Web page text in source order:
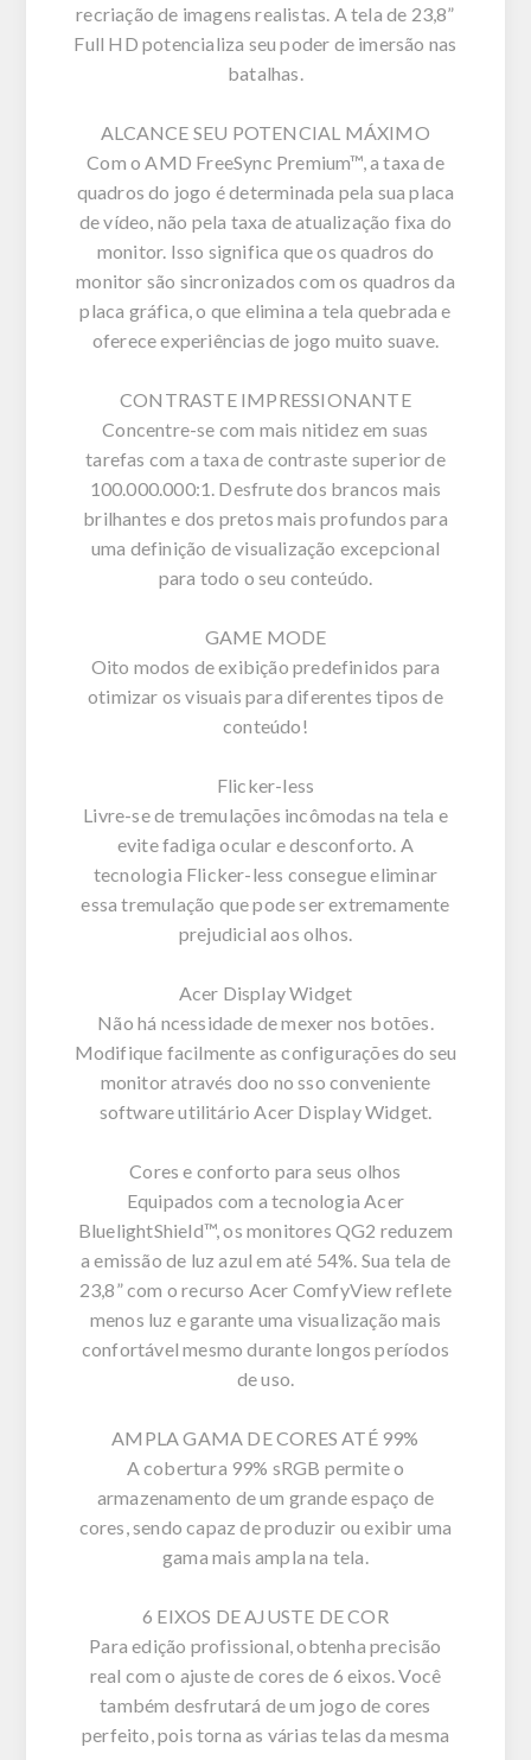
recriação de imagens realistas. A tela de 23,8”
Full HD potencializa seu poder de imersão nas
batalhas.
ALCANCE SEU POTENCIAL MÁXIMO
Com o AMD FreeSync Premium™, a taxa de
quadros do jogo é determinada pela sua placa
de vídeo, não pela taxa de atualização fixa do
monitor. Isso significa que os quadros do
monitor são sincronizados com os quadros da
placa gráfica, o que elimina a tela quebrada e
oferece experiências de jogo muito suave.
CONTRASTE IMPRESSIONANTE
Concentre-se com mais nitidez em suas
tarefas com a taxa de contraste superior de
100.000.000:1. Desfrute dos brancos mais
brilhantes e dos pretos mais profundos para
uma definição de visualização excepcional
para todo o seu conteúdo.
GAME MODE
Oito modos de exibição predefinidos para
otimizar os visuais para diferentes tipos de
conteúdo!
Flicker-less
Livre-se de tremulações incômodas na tela e
evite fadiga ocular e desconforto. A
tecnologia Flicker-less consegue eliminar
essa tremulação que pode ser extremamente
prejudicial aos olhos.
Acer Display Widget
Não há ncessidade de mexer nos botões.
Modifique facilmente as configurações do seu
monitor através doo no sso conveniente
software utilitário Acer Display Widget.
Cores e conforto para seus olhos
Equipados com a tecnologia Acer
BluelightShield™, os monitores QG2 reduzem
a emissão de luz azul em até 54%. Sua tela de
23,8” com o recurso Acer ComfyView reflete
menos luz e garante uma visualização mais
confortável mesmo durante longos períodos
de uso.
AMPLA GAMA DE CORES ATÉ 99%
A cobertura 99% sRGB permite o
armazenamento de um grande espaço de
cores, sendo capaz de produzir ou exibir uma
gama mais ampla na tela.
6 EIXOS DE AJUSTE DE COR
Para edição profissional, obtenha precisão
real com o ajuste de cores de 6 eixos. Você
também desfrutará de um jogo de cores
perfeito, pois torna as várias telas da mesma